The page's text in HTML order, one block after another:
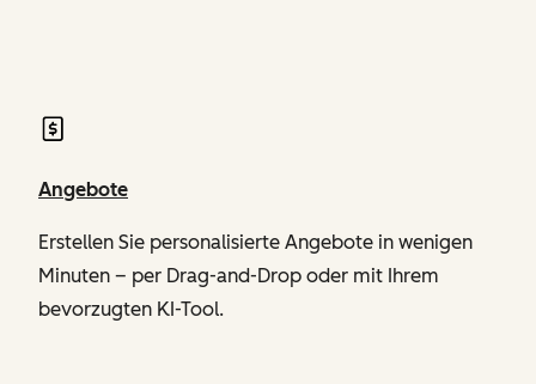
Angebote
Erstellen Sie personalisierte Angebote in wenigen
Minuten – per Drag-and-Drop oder mit Ihrem
bevorzugten KI-Tool.